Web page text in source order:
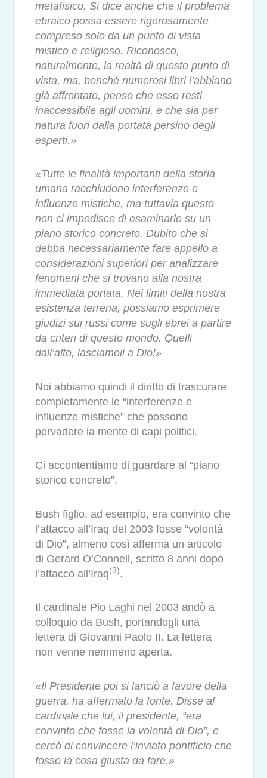
metafisico. Si dice anche che il problema
ebraico possa essere rigorosamente
compreso solo da un punto di vista
mistico e religioso. Riconosco,
naturalmente, la realtà di questo punto di
vista, ma, benché numerosi libri l’abbiano
già affrontato, penso che esso resti
inaccessibile agli uomini, e che sia per
natura fuori dalla portata persino degli
esperti.»
«Tutte le finalità importanti della storia
umana racchiudono interferenze e
influenze mistiche, ma tuttavia questo
non ci impedisce di esaminarle su un
piano storico concreto. Dubito che si
debba necessariamente fare appello a
considerazioni superiori per analizzare
fenomeni che si trovano alla nostra
immediata portata. Nei limiti della nostra
esistenza terrena, possiamo esprimere
giudizi sui russi come sugli ebrei a partire
da criteri di questo mondo. Quelli
dall’alto, lasciamoli a Dio!»
Noi abbiamo quindi il diritto di trascurare
completamente le “interferenze e
influenze mistiche” che possono
pervadere la mente di capi politici.
Ci accontentiamo di guardare al “piano
storico concreto”.
Bush figlio, ad esempio, era convinto che
l’attacco all’Iraq del 2003 fosse “volontà
di Dio”, almeno così afferma un articolo
di Gerard O’Connell, scritto 8 anni dopo
l’attacco all’Iraq(3).
Il cardinale Pio Laghi nel 2003 andò a
colloquio da Bush, portandogli una
lettera di Giovanni Paolo II. La lettera
non venne nemmeno aperta.
«Il Presidente poi si lanciò a favore della
guerra, ha affermato la fonte. Disse al
cardinale che lui, il presidente, “era
convinto che fosse la volontà di Dio”, e
cercò di convincere l’inviato pontificio che
fosse la cosa giusta da fare.»